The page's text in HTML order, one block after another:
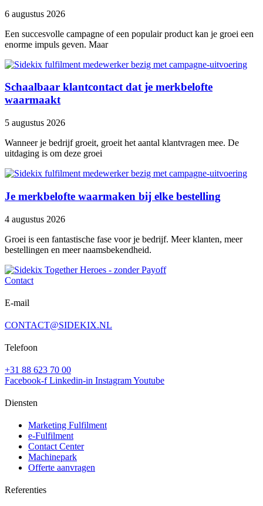
6 augustus 2026
Een succesvolle campagne of een populair product kan je groei een
enorme impuls geven. Maar
Schaalbaar klantcontact dat je merkbelofte
waarmaakt
5 augustus 2026
Wanneer je bedrijf groeit, groeit het aantal klantvragen mee. De
uitdaging is om deze groei
Je merkbelofte waarmaken bij elke bestelling
4 augustus 2026
Groei is een fantastische fase voor je bedrijf. Meer klanten, meer
bestellingen en meer naamsbekendheid.
Contact
E-mail
CONTACT@SIDEKIX.NL
Telefoon
+31 88 623 70 00
Facebook-f Linkedin-in InstagramYoutube
Diensten
Marketing Fulfilment
e-Fulfilment
Contact Center
Machinepark
Offerte aanvragen
Referenties